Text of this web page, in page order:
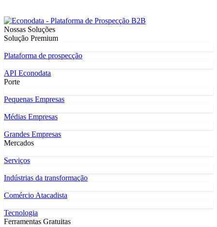
Nossas Soluções
Solução Premium
Plataforma de prospecção
API Econodata
Porte
Pequenas Empresas
Médias Empresas
Grandes Empresas
Mercados
Serviços
Indústrias da transformação
Comércio Atacadista
Tecnologia
Ferramentas Gratuitas